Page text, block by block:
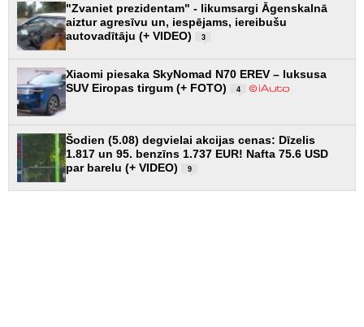
"Zvaniet prezidentam" - likumsargi Āgenskalnā
aiztur agresīvu un, iespējams, iereibušu
autovadītāju (+ VIDEO)
3
Xiaomi piesaka SkyNomad N70 EREV – luksusa
SUV Eiropas tirgum (+ FOTO)
4
Šodien (5.08) degvielai akcijas cenas: Dīzelis
1.817 un 95. benzīns 1.737 EUR! Nafta 75.6 USD
par barelu (+ VIDEO)
9